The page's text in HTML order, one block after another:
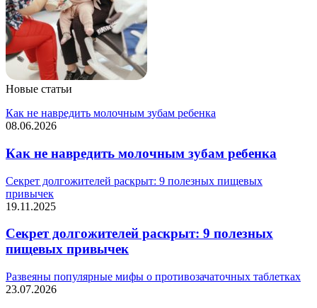
Новые статьи
Как не навредить молочным зубам ребенка
08.06.2026
Как не навредить молочным зубам ребенка
Секрет долгожителей раскрыт: 9 полезных пищевых
привычек
19.11.2025
Секрет долгожителей раскрыт: 9 полезных
пищевых привычек
Развеяны популярные мифы о противозачаточных таблетках
23.07.2026